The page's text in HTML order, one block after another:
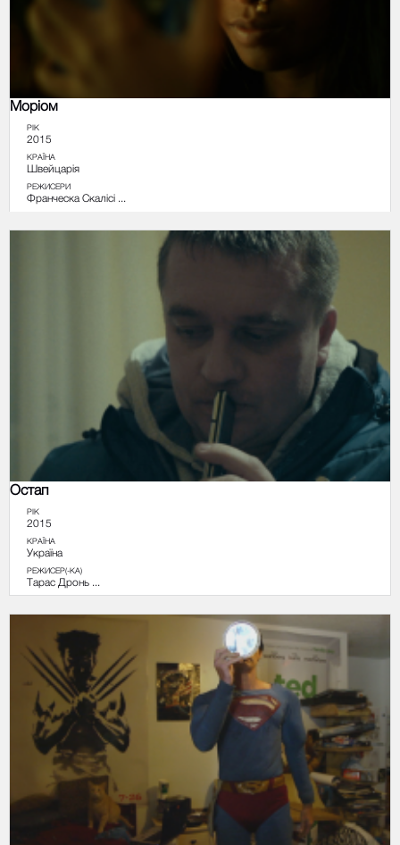
Моріом
РІК
2015
КРАЇНА
Швейцарія
РЕЖИСЕРИ
Франческа Скалісі ...
Остап
РІК
2015
КРАЇНА
Україна
РЕЖИСЕР(-КА)
Тарас Дронь ...